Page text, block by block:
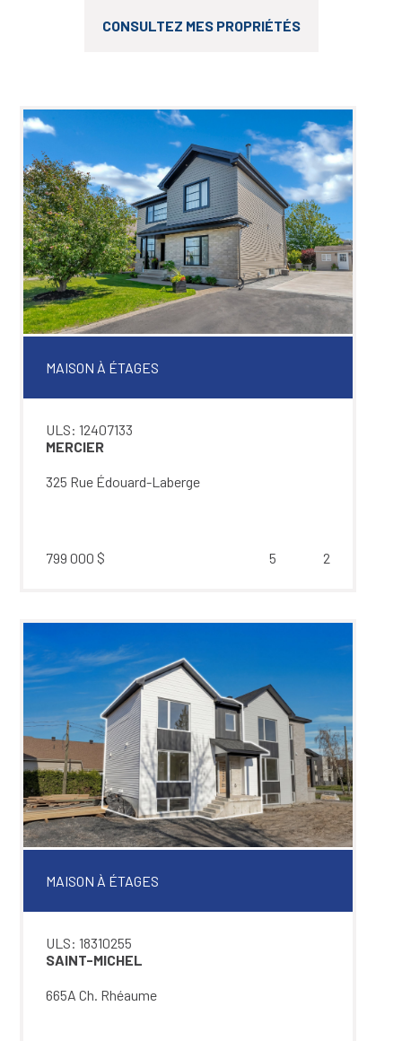
CONSULTEZ MES PROPRIÉTÉS
MAISON À ÉTAGES
ULS: 12407133
MERCIER
325 Rue Édouard-Laberge
799 000 $ 5 2
MAISON À ÉTAGES
ULS: 18310255
SAINT-MICHEL
665A Ch. Rhéaume